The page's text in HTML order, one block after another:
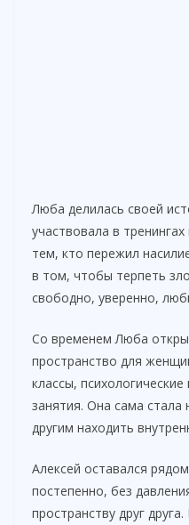
Люба делилась своей
участвовала в
тем, кто пережил
в том, чтобы терпеть
свободно, уверенно,
Со временем Люба
пространство для
классы,
занятия. Она сама стала
другим находить
Алексей оставался
постепенно, без
пространству друг